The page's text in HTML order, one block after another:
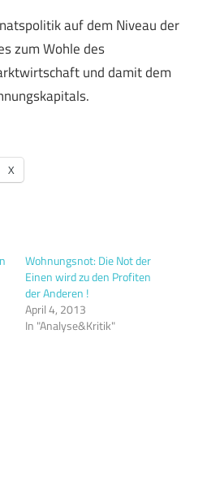
auf dem Niveau der
zum Wohle des
und damit dem
X
Wohnungsnot: Die Not der
Einen wird zu den Profiten
der Anderen !
April 4, 2013
In "Analyse&Kritik"